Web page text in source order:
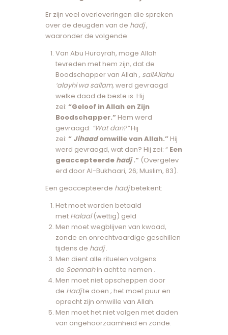
Er zijn veel overleveringen die spreken
over de deugden van de hadj,
waaronder de volgende:
Van Abu Hurayrah, moge Allah
tevreden met hem zijn, dat de
Boodschapper van Allah , sallAllahu
‘alayhi wa sallam,werd gevraagd
welke daad de beste is. Hij
zei: “Geloof in Allah en Zijn
Boodschapper.” Hem werd
gevraagd: “Wat dan?”Hij
zei: “ Jihaadomwille van Allah.” Hij
werd gevraagd, wat dan? Hij zei: “ Een
geaccepteerde hadj.” (Overgelev
erd door Al-Bukhaari, 26; Muslim, 83).
Een geaccepteerde hadjbetekent:
Het moet worden betaald
met Halaal(wettig) geld
Men moet wegblijven van kwaad,
zonde en onrechtvaardige geschillen
tijdens de hadj.
Men dient alle rituelen volgens
de Soennahin acht te nemen .
Men moet niet opscheppen door
de Hadjte doen ; het moet puur en
oprecht zijn omwille van Allah.
Men moet het niet volgen met daden
van ongehoorzaamheid en zonde.